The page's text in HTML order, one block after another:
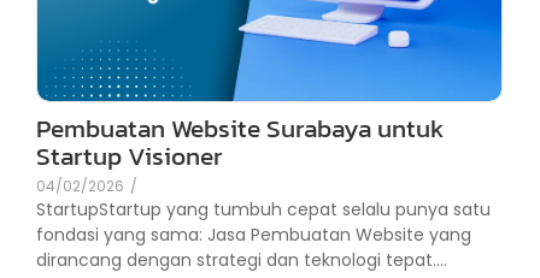
Pembuatan Website Surabaya untuk
Startup Visioner
04/02/2026 /
StartupStartup yang tumbuh cepat selalu punya satu
fondasi yang sama: Jasa Pembuatan Website yang
dirancang dengan strategi dan teknologi tepat....